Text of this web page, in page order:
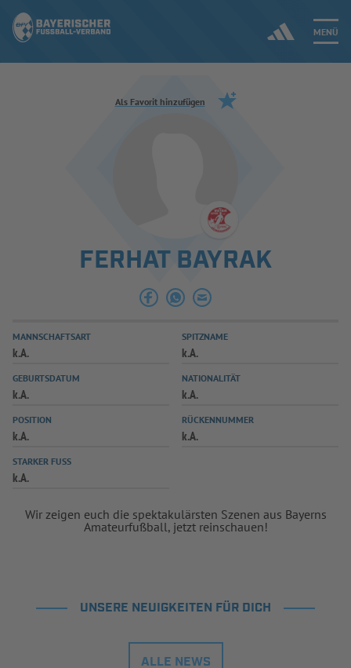
MENÜ
Jetzt einloggen
SPIELBETRIEB & VERBANDSLEBEN
AUSBILDUNG & FÖRDERUNG
SPIELPLUS
Als Favorit hinzufügen
FERHAT BAYRAK
MANNSCHAFTSART
k.A.
SPITZNAME
k.A.
GEBURTSDATUM
k.A.
NATIONALITÄT
k.A.
POSITION
k.A.
RÜCKENNUMMER
k.A.
STARKER FUSS
k.A.
Wir zeigen euch die spektakulärsten Szenen aus Bayerns
Amateurfußball, jetzt reinschauen!
UNSERE NEUIGKEITEN FÜR DICH
ALLE NEWS